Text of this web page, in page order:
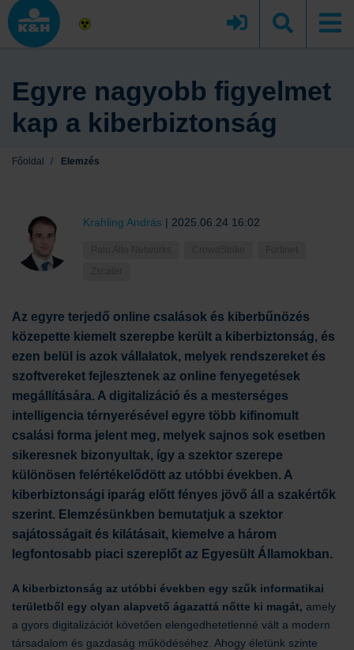
Egyre nagyobb figyelmet
kap a kiberbiztonság
Főoldal / Elemzés
Krahling András | 2025.06.24 16:02
Az egyre terjedő online csalások és kiberbűnözés
közepette kiemelt szerepbe került a kiberbiztonság, és
ezen belül is azok vállalatok, melyek rendszereket és
szoftvereket fejlesztenek az online fenyegetések
megállítására. A digitalizáció és a mesterséges
intelligencia térnyerésével egyre több kifinomult
csalási forma jelent meg, melyek sajnos sok esetben
sikeresnek bizonyultak, így a szektor szerepe
különösen felértékelődött az utóbbi években. A
kiberbiztonsági iparág előtt fényes jövő áll a szakértők
szerint. Elemzésünkben bemutatjuk a szektor
sajátosságait és kilátásait, kiemelve a három
legfontosabb piaci szereplőt az Egyesült Államokban.
A kiberbiztonság az utóbbi években egy szűk informatikai
területből egy olyan alapvető ágazattá nőtte ki magát, amely
a gyors digitalizációt követően elengedhetetlenné vált a modern
társadalom és gazdaság működéséhez. Ahogy életünk szinte